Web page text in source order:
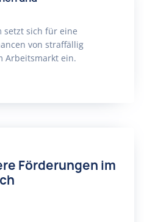
setzt sich für eine
von straffällig
Arbeitsmarkt ein.
Förderungen im